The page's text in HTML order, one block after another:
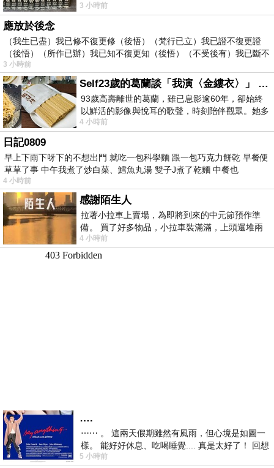
美國都沒對她這樣過，這全拜在他們到現在唱片
3 小時前
應放於後念
（我生已盡）我已修不復更修（後悟）（梵行已立）我已證不復更證
（後悟）（所作已辦）我已知不復更知（後悟）（不受後有）我已斷不
復
3 小時前
Self23歲的葛蘭談「我演〈金縷衣〉」 #戀上老電影 #粟子 #葛蘭
93歲高壽離世的葛蘭，雖已息影逾60年，卻始終
以鮮活的影像與悅耳的歌聲，時刻陪伴觀眾。她多
才多藝、陽光開朗的形象，不僅保留在電影
4 小時前
日記0809
早上下雨下呀下的不想出門 就吃一包科學麵 跟一包巧克力餅乾 早餐便
草草了事 中午我煮了炒白菜、鱈魚丸湯 雙子J煮了乾麵 中餐也
4 小時前
感謝陌生人
拉著小拉車上賣場，為即將到來的中元節預作準
備。 買了好多物品，小拉車裝滿滿，上頭還堆兩
紙箱。 雖辛苦了點，這點程度我一個人搬
4 小時前
….
⋯⋯ 。 這兩天假期雖然有風雨，但心境是如圖一
樣。 能好好休息、吃喝睡覺.... 真是太好了！ 回想
起來，以前根本就很難有這
5 小時前